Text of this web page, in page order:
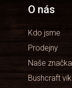
O nás
Kdo jsme
Prodejny
Naše
Bushcraft